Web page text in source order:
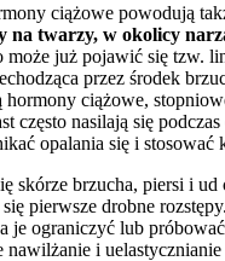
ciążowe powodują
na twarzy, w okolicy
może już pojawić się tzw.
przez środek
hormony ciążowe,
często nasilają się
opalania się i stosować
skórze brzucha, piersi i ud
pierwsze drobne
je ograniczyć lub
nawilżanie i uelastycznianie